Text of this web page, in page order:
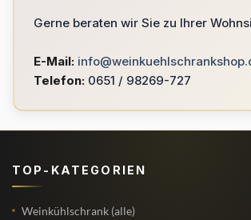
Gerne beraten wir Sie zu Ihrer
E-Mail:
Telefon: 0651 / 98269-727
TOP-KATEGORIEN
Weinkühlschrank (alle)